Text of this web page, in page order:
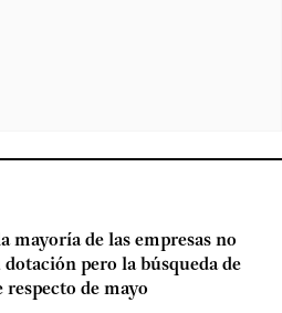
mayoría de las empresas no
pero la búsqueda de
respecto de mayo